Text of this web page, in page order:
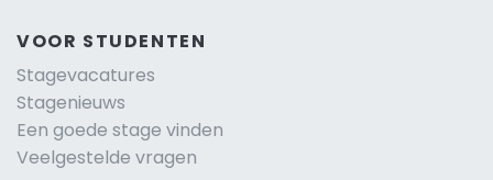
VOOR STUDENTEN
Stagevacatures
Stagenieuws
Een goede stage vinden
Veelgestelde vragen